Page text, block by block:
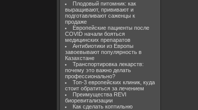
Плодовый питомник: как
выращивают, прививают и
подготавливают саженцы к
продаже
Европейские пациенты после
COVID начали бояться
медицинских препаратов
Антибиотики из Европы
завоевывают популярность в
Казахстане
Транспортировка лекарств:
почему это важно делать
профессионально?
Топ-3 европейских клиник, куда
стоит обратиться за лечением
Преимущества REVI
биоревитализации
Как сделать коптильню